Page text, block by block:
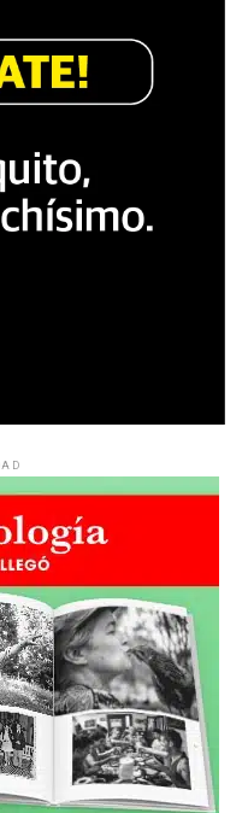
en un contexto tan
también para los que
27 del Bafici en el
mandarla y
hacer la película,
Después de las
en Cinépolis
la próxima escala será
mucho la llegada al
del nicho del cine.
sobre la época que nos
y la ilusión de que
y se
Aires – Argentina
– 19:00 hs – Del